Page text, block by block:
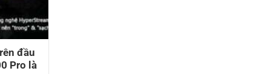
đầu
Pro là